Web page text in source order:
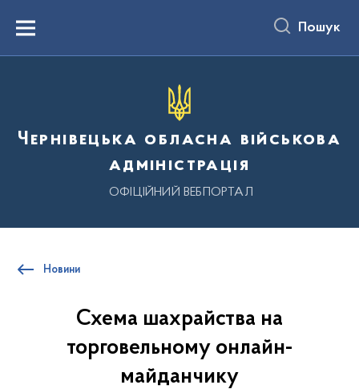
вмістуMenu Пошук
Чернівецька обласна військова
адміністрація
ОФІЦІЙНИЙ ВЕБПОРТАЛ
Новини
Схема шахрайства на
торговельному онлайн-
майданчику